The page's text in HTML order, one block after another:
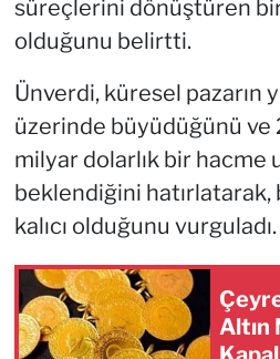
süreçlerini dönüştüren
olduğunu belirtti.
Ünverdi, küresel pazarın
üzerinde büyüdüğünü ve
milyar dolarlık bir hacme
beklendiğini hatırlatarak,
kalıcı olduğunu vurguladı.
Altın